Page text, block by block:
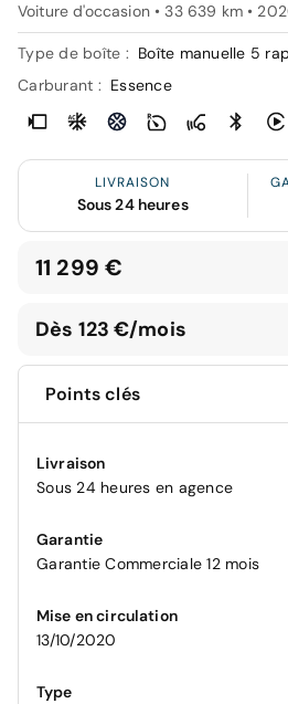
Voiture d'occasion • 33 639 km •
Type de boîte : Boîte manuelle 5
Carburant : Essence
LIVRAISON
Sous 24 heures
11 299 €
Dès 123 €/mois
Points clés
Livraison
Sous 24 heures en agence
Garantie
Garantie Commerciale 12 mois
Mise en circulation
13/10/2020
Type